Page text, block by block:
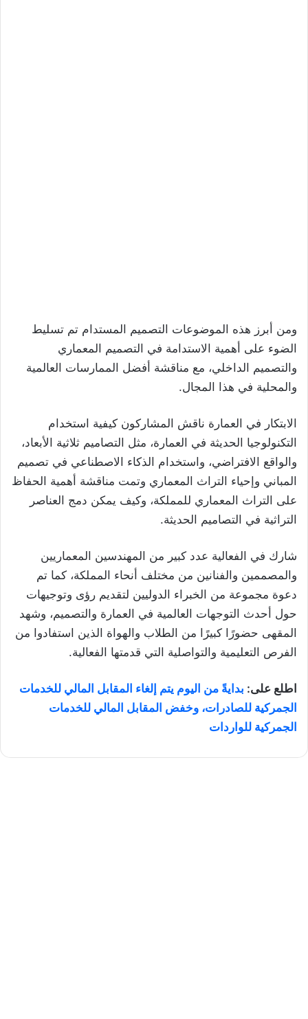
ومن أبرز هذه الموضوعات التصميم المستدام تم تسليط
الضوء على أهمية الاستدامة في التصميم المعماري
والتصميم الداخلي، مع مناقشة أفضل الممارسات العالمية
والمحلية في هذا المجال.
الابتكار في العمارة ناقش المشاركون كيفية استخدام
التكنولوجيا الحديثة في العمارة، مثل التصاميم ثلاثية الأبعاد،
والواقع الافتراضي، واستخدام الذكاء الاصطناعي في تصميم
المباني وإحياء التراث المعماري وتمت مناقشة أهمية الحفاظ
على التراث المعماري للمملكة، وكيف يمكن دمج العناصر
التراثية في التصاميم الحديثة.
شارك في الفعالية عدد كبير من المهندسين المعماريين
والمصممين والفنانين من مختلف أنحاء المملكة، كما تم
دعوة مجموعة من الخبراء الدوليين لتقديم رؤى وتوجيهات
حول أحدث التوجهات العالمية في العمارة والتصميم، وشهد
المقهى حضورًا كبيرًا من الطلاب والهواة الذين استفادوا من
الفرص التعليمية والتواصلية التي قدمتها الفعالية.
اطلع على: بدايةً من اليوم يتم إلغاء المقابل المالي للخدمات
الجمركية للصادرات، وخفض المقابل المالي للخدمات
الجمركية للواردات